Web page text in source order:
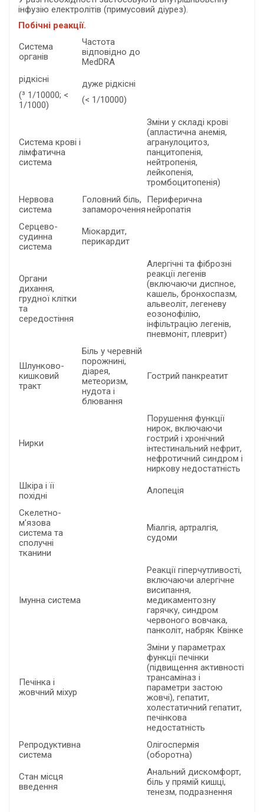
інфузію електролітів (примусовий діурез).
Побічні реакції.
Система
органів
Частота
відповідно до
MedDRA
рідкісні
(³ 1/10000; <
1/1000)
дуже рідкісні
(< 1/10000)
Система крові і
лімфатична
система
Зміни у складі крові
(апластична анемія,
агранулоцитоз,
панцитопенія,
нейтропенія,
лейкопенія,
тромбоцитопенія)
Нервова
система
Головний біль,
запаморочення
Периферична
нейропатія
Серцево-
судинна
система
Міокардит,
перикардит
Органи
дихання,
грудної клітки
та
середостіння
Алергічні та фіброзні
реакції легенів
(включаючи диспное,
кашель, бронхоспазм,
альвеоліт, легеневу
еозонофілію,
інфільтрацію легенів,
пневмоніт, плеврит)
Шлунково-
кишковий
тракт
Біль у черевній
порожнині,
діарея,
метеоризм,
нудота і
блювання
Гострий панкреатит
Нирки
Порушення функції
нирок, включаючи
гострий і хронічний
інтестинальний нефрит,
нефротичний синдром і
ниркову недостатність
Шкіра і її
похідні
Алопеція
Скелетно-
м’язова
система та
сполучні
тканини
Міалгія, артралгія,
судоми
Імунна система
Реакції гіперчутливості,
включаючи алергічне
висипання,
медикаментозну
гарячку, синдром
червоного вовчака,
панколіт, набряк Квінке
Печінка і
жовчний міхур
Зміни у параметрах
функції печінки
(підвищення активності
трансаміназ і
параметри застою
жовчі), гепатит,
холестатичний гепатит,
печінкова
недостатність
Репродуктивна
система
Олігоспермія
(оборотна)
Стан місця
введення
Анальний дискомфорт,
біль у прямій кишці,
тенезм, подразнення